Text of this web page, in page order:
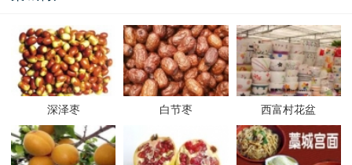
深泽枣 白节枣 西富村花盆